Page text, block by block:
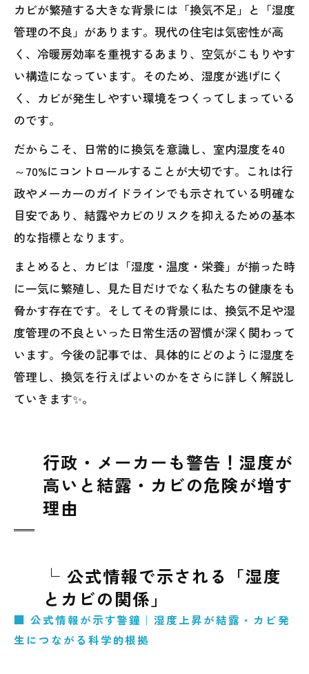
カビが繁殖する大きな背景には「換気不足」と「湿度
管理の不良」があります。現代の住宅は気密性が高
く、冷暖房効率を重視するあまり、空気がこもりやす
い構造になっています。そのため、湿度が逃げにく
く、カビが発生しやすい環境をつくってしまっている
のです。
だからこそ、日常的に換気を意識し、室内湿度を40
～70%にコントロールすることが大切です。これは行
政やメーカーのガイドラインでも示されている明確な
目安であり、結露やカビのリスクを抑えるための基本
的な指標となります。
まとめると、カビは「湿度・温度・栄養」が揃った時
に一気に繁殖し、見た目だけでなく私たちの健康をも
脅かす存在です。そしてその背景には、換気不足や湿
度管理の不良といった日常生活の習慣が深く関わって
います。今後の記事では、具体的にどのように湿度を
管理し、換気を行えばよいのかをさらに詳しく解説し
ていきます✨。
行政・メーカーも警告！湿度が
高いと結露・カビの危険が増す
理由
└ 公式情報で示される「湿度
とカビの関係」
🏢 公式情報が示す警鐘｜湿度上昇が結露・カビ発
生につながる科学的根拠